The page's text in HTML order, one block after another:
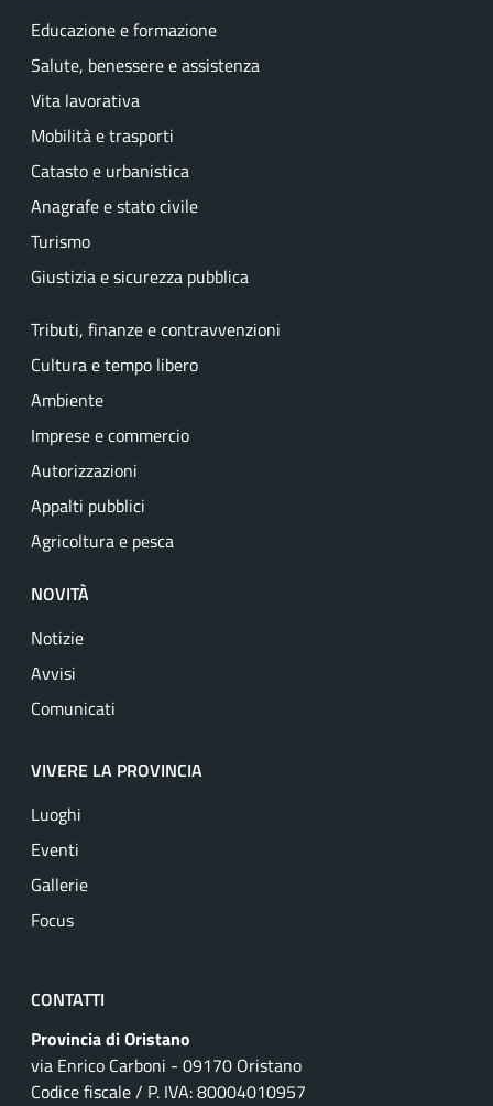
Educazione e formazione
Salute, benessere e assistenza
Vita lavorativa
Mobilità e trasporti
Catasto e urbanistica
Anagrafe e stato civile
Turismo
Giustizia e sicurezza pubblica
Tributi, finanze e contravvenzioni
Cultura e tempo libero
Ambiente
Imprese e commercio
Autorizzazioni
Appalti pubblici
Agricoltura e pesca
NOVITÀ
Notizie
Avvisi
Comunicati
VIVERE LA PROVINCIA
Luoghi
Eventi
Gallerie
Focus
CONTATTI
Provincia di Oristano
via Enrico Carboni - 09170 Oristano
Codice fiscale / P. IVA: 80004010957